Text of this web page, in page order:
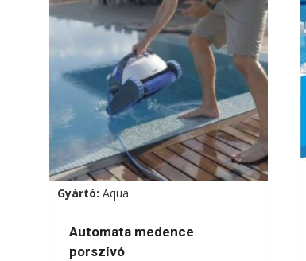
Gyártó: Aqua
Automata medence
porszívó